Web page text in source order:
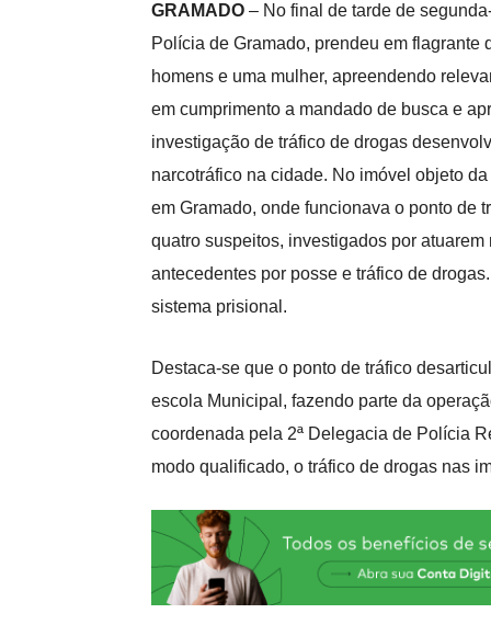
GRAMADO – No final de tarde de
Polícia de Gramado, prendeu em flagrante
homens e uma mulher, apreendendo
em cumprimento a mandado de busca e
investigação de tráfico de drogas
narcotráfico na cidade. No imóvel objeto
em Gramado, onde funcionava o ponto de
quatro suspeitos, investigados por
antecedentes por posse e tráfico de
sistema prisional.
Destaca-se que o ponto de tráfico
escola Municipal, fazendo parte da
coordenada pela 2ª Delegacia de Polícia
modo qualificado, o tráfico de drogas nas